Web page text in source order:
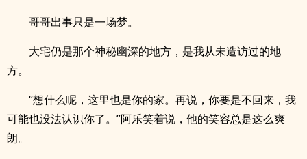
哥哥出事只是一场梦。
大宅仍是那个神秘幽深的地方，是我从未造访过的地
方。
“想什么呢，这里也是你的家。再说，你要是不回来，我
可能也没法认识你了。”阿乐笑着说，他的笑容总是这么爽
朗。